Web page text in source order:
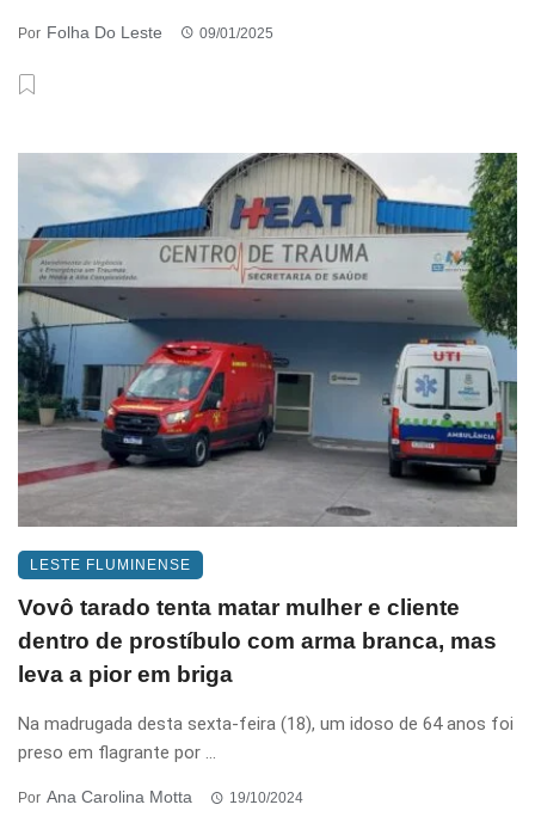
Por Folha Do Leste 09/01/2025
LESTE FLUMINENSE
Vovô tarado tenta matar mulher e cliente
dentro de prostíbulo com arma branca, mas
leva a pior em briga
Na madrugada desta sexta-feira (18), um idoso de 64 anos foi
preso em flagrante por ...
Por Ana Carolina Motta 19/10/2024